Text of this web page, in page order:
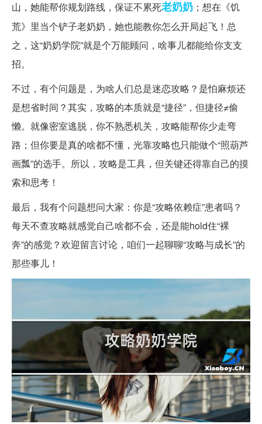
山，她能帮你规划路线，保证不累死老奶奶 ；想在《饥
荒》里当个铲子老奶奶，她也能教你怎么开局起飞！总
之，这“奶奶学院”就是个万能顾问，啥事儿都能给你支支
招。
不过，有个问题是，为啥人们总是迷恋攻略？是怕麻烦还
是想省时间？其实，攻略的本质就是“捷径”，但捷径≠偷
懒。就像密室逃脱，你不熟悉机关，攻略能帮你少走弯
路；但你要是真的啥都不懂，光靠攻略也只能做个“照葫芦
画瓢”的选手。所以，攻略是工具，但关键还得靠自己的摸
索和思考！
最后，我有个问题想问大家：你是“攻略依赖症”患者吗？
每天不查攻略就感觉自己啥都不会，还是能hold住“裸
奔”的感觉？欢迎留言讨论，咱们一起聊聊“攻略与成长”的
那些事儿！